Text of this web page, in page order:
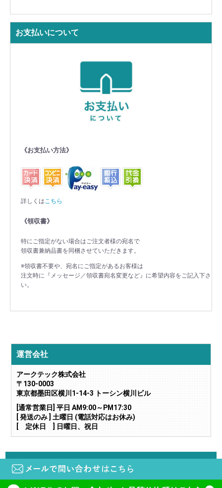
お支払いについて
《お支払い方法》
詳しくは こちら
《領収書》
特にご指定がない場合はご注文者様の宛名で
領収書兼納品書を同梱させていただきます。
※領収書不要や、宛名にご指定があるお客様は
注文時に『メッセージ／領収書宛名変更など』に希望内容をご記入下さ
い。
運営会社
アークテック株式会社
〒130-0003
東京都墨田区横川1-14-3 トーシン横川ビル
[通常営業日] 平日 AM9:00～PM17:30
[ 発送のみ ] 土曜日 (電話対応はお休み)
[ 定休日 ] 日曜日、祝日
copyright (c) 鍵と電気錠の通販サイトkeyDEPO. all rights reserved.